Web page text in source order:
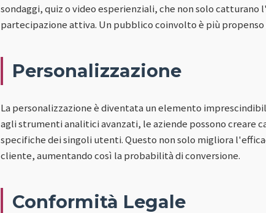
sondaggi, quiz o video esperienziali, che non solo
partecipazione attiva. Un pubblico coinvolto è più
Personalizzazione
La personalizzazione è diventata un elemento
agli strumenti analitici avanzati, le aziende possono creare
specifiche dei singoli utenti. Questo non solo migliora
cliente, aumentando così la probabilità di conversione.
Conformità Legale